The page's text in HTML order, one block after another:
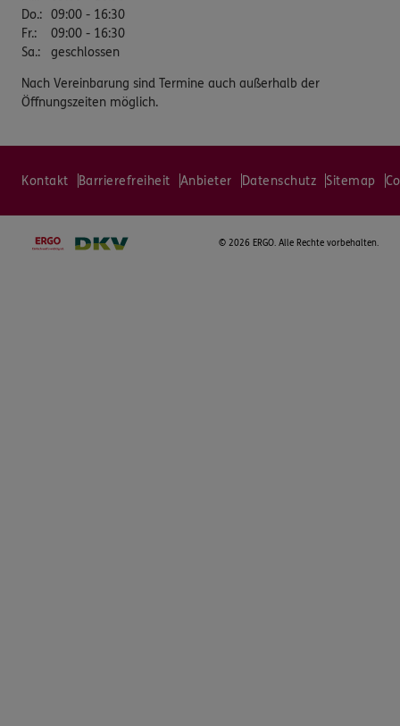
Do.: 09:00 - 16:30
Fr.:
09:00 - 16:30
Sa.: geschlossen
Nach Vereinbarung sind Termine auch außerhalb der
Öffnungszeiten möglich.
Kontakt Barrierefreiheit Anbieter Datenschutz Sitemap
© 2026 ERGO. Alle Rechte vorbehalten.